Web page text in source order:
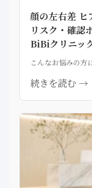
顔の左右差 ヒ
リスク・確認
BiBiクリニッ
こんなお悩みの方
続きを読む →